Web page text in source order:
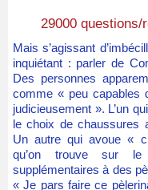
29000
Mais s’agissant
inquiétant : parler de
Des personnes
comme « peu capables
judicieusement ». L’un
le choix de chaussures
Un autre qui avoue «
qu’on trouve sur
supplémentaires à des
« Je pars faire ce